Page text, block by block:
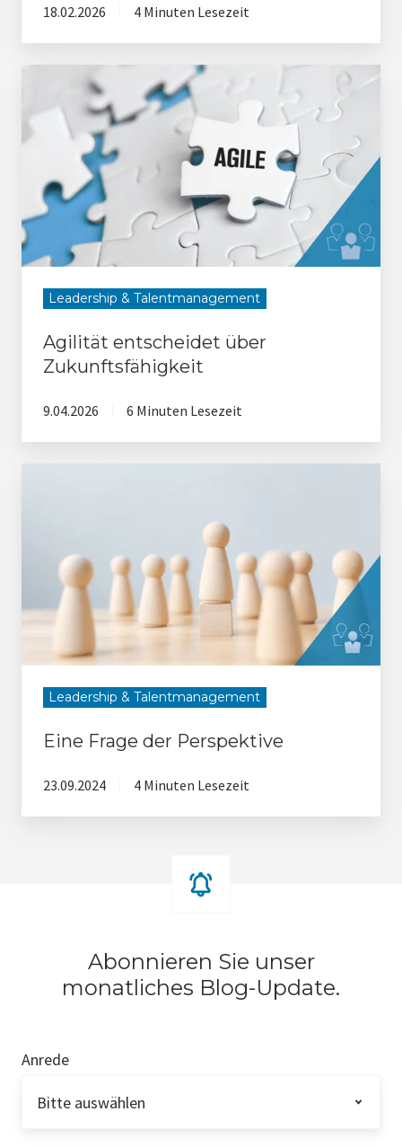
18.02.2026 4 Minuten Lesezeit
entscheidet
über
Zukunftsfähigkeit
Leadership & Talentmanagement
Agilität entscheidet über
Zukunftsfähigkeit
9.04.2026 6 Minuten Lesezeit
Leadership & Talentmanagement
Eine Frage der Perspektive
23.09.2024 4 Minuten Lesezeit
Abonnieren Sie unser
monatliches Blog-Update.
Anrede